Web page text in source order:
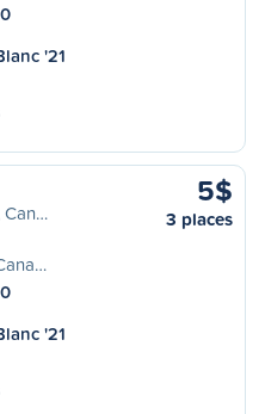
'21
Can…
5$
3 places
'21